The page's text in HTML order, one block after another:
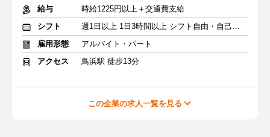
給与
時給1225円以上＋交通費支給
シフト
週1日以上 1日3時間以上 シフト自由・自己申告
雇用形態
アルバイト・パート
アクセス
鳥浜駅 徒歩13分
この企業の求人一覧を見る